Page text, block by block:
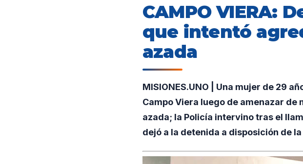
CAMPO VIERA:
que intentó
azada
MISIONES.UNO | Una mujer de 29
Campo Viera luego de amenazar
azada; la Policía intervino tras el
dejó a la detenida a disposición de